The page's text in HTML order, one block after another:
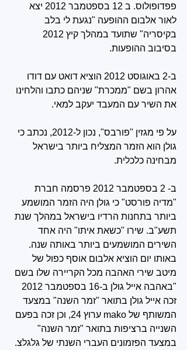
פפדופולוס. ב 12 בספטמבר 2012 יצא
לאור אלבום ההופעה "נגעת לי בלב
בסיבוב ההופעות.
ב-2 באוגוסט 2012 הוציא דואט עם דודו
אהרון בשם "ממכרת" שניהם כתבו והלחינו
את השיר עם המעבד יעקב למאי‏.
על פי מגזין "פורבס", נכון ל-2012, נכתב כי
גולן הוא הזמר המצליח ביותר בישראל
מבחינה כלכלית.
ב- 2 בספטמבר 2012 פרסמה חברת
"מדיה פורסט" כי גולן היה הזמר המושמע
ביותר בתחנות הרדיו בישראל במהלך שנת
תשע"ב. שירו "כשאת איתו" היה אחד
השירים המושמעים ביותר באותה שנה.
באותו יום הוציא אלבום אוסף כפול של
מיטב שירי האהבה מכל הקריירה שלו בשם
זכה אייל גולן בתואר "זמר השנה" במצעד
המשותף של mako ערוץ 24, וכן זכה בפעם
השנייה ברציפות בתואר "זמר השנה"
במצעד הפזמונים העברי השנתי של גלגלצ‏.